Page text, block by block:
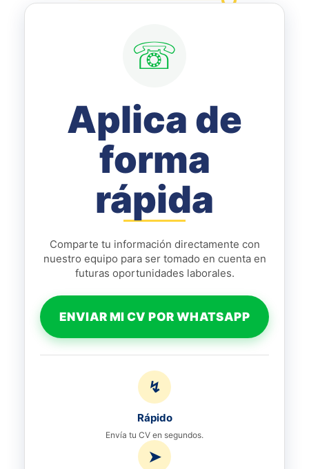
☏
Aplica de
forma
rápida
Comparte tu información directamente con
nuestro equipo para ser tomado en cuenta en
futuras oportunidades laborales.
ENVIAR MI CV POR WHATSAPP
↯
Rápido
Envía tu CV en segundos.
➤